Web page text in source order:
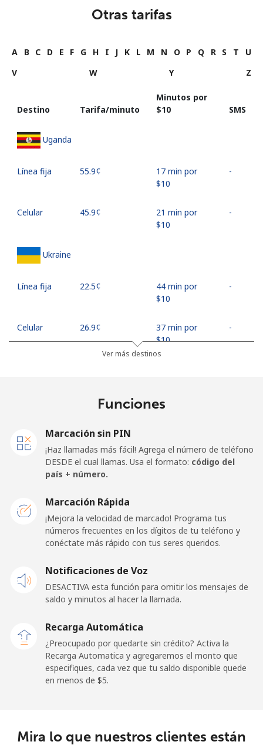
Otras tarifas
A B C D E F G H I J K L M N O P Q R S T
U
V
W Y Z
Destino Tarifa/minuto
Minutos por
⁦$10⁩
SMS
Uganda
Línea fija ⁦55.9¢⁩
17 min por
⁦$10⁩
-
Celular ⁦45.9¢⁩
21 min por
⁦$10⁩
-
Ukraine
Línea fija ⁦22.5¢⁩
44 min por
⁦$10⁩
-
Celular ⁦26.9¢⁩
37 min por
⁦$10⁩
-
⁦23.5¢⁩
42 min por
Celular
⁦$10⁩
Línea fija ⁦1.5¢⁩
665 min por
⁦$10⁩
Premium ⁦42.5¢⁩
23 min por
United States
All country ⁦1.5¢⁩
665 min por
-
Ver más destinos
Funciones
Marcación sin PIN
¡Haz llamadas más fácil! Agrega el número de teléfono
DESDE el cual llamas. Usa el formato: código del
país + número.
Marcación Rápida
¡Mejora la velocidad de marcado! Programa tus
números frecuentes en los dígitos de tu teléfono y
conéctate más rápido con tus seres queridos.
Notificaciones de Voz
DESACTIVA esta función para omitir los mensajes de
saldo y minutos al hacer la llamada.
Recarga Automática
¿Preocupado por quedarte sin crédito? Activa la
Recarga Automatica y agregaremos el monto que
especifiques, cada vez que tu saldo disponible quede
en menos de ⁦$5⁩.
Mira lo que nuestros clientes están